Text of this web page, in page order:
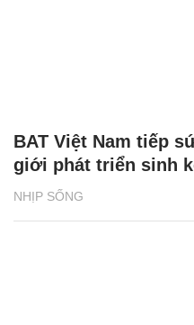
NHỊP SỐNG
BAT Việt Nam tiếp
giới phát triển sinh